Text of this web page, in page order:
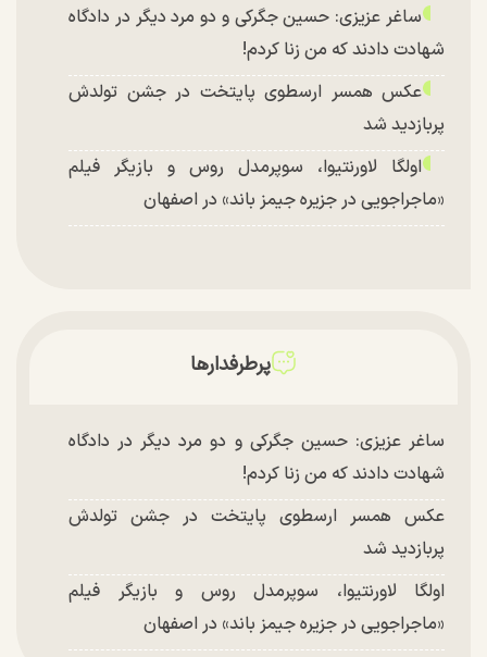
ساغر عزیزی: حسین جگرکی و دو مرد دیگر در دادگاه
شهادت دادند که من زنا کردم!
عکس همسر ارسطوی پایتخت در جشن تولدش
پربازدید شد
اولگا لاورنتیوا، سوپرمدل روس و بازیگر فیلم
«ماجراجویی در جزیره جیمز باند» در اصفهان
پرطرفدارها
ساغر عزیزی: حسین جگرکی و دو مرد دیگر در دادگاه
شهادت دادند که من زنا کردم!
عکس همسر ارسطوی پایتخت در جشن تولدش
پربازدید شد
اولگا لاورنتیوا، سوپرمدل روس و بازیگر فیلم
«ماجراجویی در جزیره جیمز باند» در اصفهان